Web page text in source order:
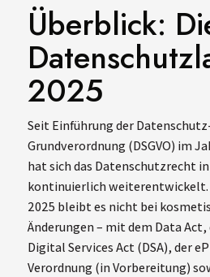
Überblick:
2025
Seit Einführung der
Grundverordnung (DSGVO) im
hat sich das Datenschutzrecht
kontinuierlich weiterentwickelt.
2025 bleibt es nicht bei
Änderungen – mit dem Data Act,
Digital Services Act (DSA), der
Verordnung (in Vorbereitung)